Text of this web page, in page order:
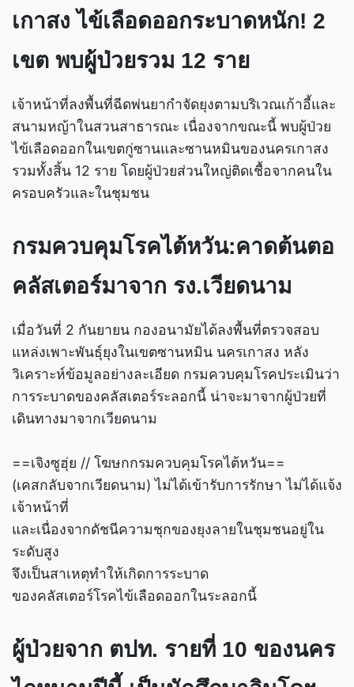
เกาสง ไข้เลือดออกระบาดหนัก! 2
เขต พบผู้ป่วยรวม 12 ราย
เจ้าหน้าที่ลงพื้นที่ฉีดพ่นยากำจัดยุงตามบริเวณเก้าอี้และ
สนามหญ้าในสวนสาธารณะ เนื่องจากขณะนี้ พบผู้ป่วย
ไข้เลือดออกในเขตกู่ซานและซานหมินของนครเกาสง
รวมทั้งสิ้น 12 ราย โดยผู้ป่วยส่วนใหญ่ติดเชื้อจากคนใน
ครอบครัวและในชุมชน
กรมควบคุมโรคไต้หวัน:คาดต้นตอ
คลัสเตอร์มาจาก รง.เวียดนาม
เมื่อวันที่ 2 กันยายน กองอนามัยได้ลงพื้นที่ตรวจสอบ
แหล่งเพาะพันธุ์ยุงในเขตซานหมิน นครเกาสง หลัง
วิเคราะห์ข้อมูลอย่างละเอียด กรมควบคุมโรคประเมินว่า
การระบาดของคลัสเตอร์ระลอกนี้ น่าจะมาจากผู้ป่วยที่
เดินทางมาจากเวียดนาม
==เจิงซูฮุ่ย // โฆษกกรมควบคุมโรคไต้หวัน==
(เคสกลับจากเวียดนาม) ไม่ได้เข้ารับการรักษา ไม่ได้แจ้ง
เจ้าหน้าที่
และเนื่องจากดัชนีความชุกของยุงลายในชุมชนอยู่ใน
ระดับสูง
จึงเป็นสาเหตุทำให้เกิดการระบาด
ของคลัสเตอร์โรคไข้เลือดออกในระลอกนี้
ผู้ป่วยจาก ตปท. รายที่ 10 ของนคร